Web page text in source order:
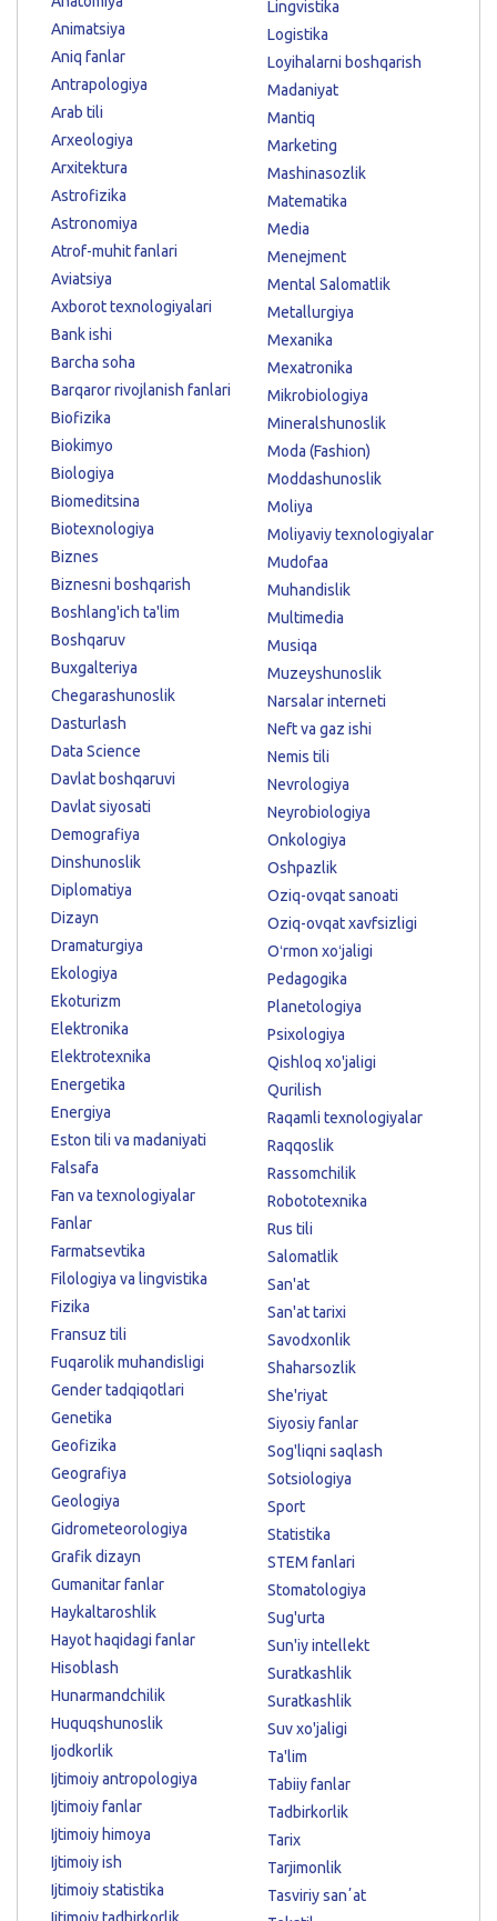
Animatsiya
Aniq fanlar
Antrapologiya
Arab tili
Arxeologiya
Arxitektura
Astrofizika
Astronomiya
Atrof-muhit fanlari
Aviatsiya
Axborot texnologiyalari
Bank ishi
Barcha soha
Barqaror rivojlanish fanlari
Biofizika
Biokimyo
Biologiya
Biomeditsina
Biotexnologiya
Biznes
Biznesni boshqarish
Boshlang'ich ta'lim
Boshqaruv
Buxgalteriya
Chegarashunoslik
Dasturlash
Data Science
Davlat boshqaruvi
Davlat siyosati
Demografiya
Dinshunoslik
Diplomatiya
Dizayn
Dramaturgiya
Ekologiya
Ekoturizm
Elektronika
Elektrotexnika
Energetika
Energiya
Eston tili va madaniyati
Falsafa
Fan va texnologiyalar
Fanlar
Farmatsevtika
Filologiya va lingvistika
Fizika
Fransuz tili
Fuqarolik muhandisligi
Gender tadqiqotlari
Genetika
Geofizika
Geografiya
Geologiya
Gidrometeorologiya
Grafik dizayn
Gumanitar fanlar
Haykaltaroshlik
Hayot haqidagi fanlar
Hisoblash
Hunarmandchilik
Huquqshunoslik
Ijodkorlik
Ijtimoiy antropologiya
Ijtimoiy fanlar
Ijtimoiy himoya
Ijtimoiy ish
Ijtimoiy statistika
Lingvistika
Logistika
Loyihalarni boshqarish
Madaniyat
Mantiq
Marketing
Mashinasozlik
Matematika
Media
Menejment
Mental Salomatlik
Metallurgiya
Mexanika
Mexatronika
Mikrobiologiya
Mineralshunoslik
Moda (Fashion)
Moddashunoslik
Moliya
Moliyaviy texnologiyalar
Mudofaa
Muhandislik
Multimedia
Musiqa
Muzeyshunoslik
Narsalar interneti
Neft va gaz ishi
Nemis tili
Nevrologiya
Neyrobiologiya
Onkologiya
Oshpazlik
Oziq-ovqat sanoati
Oziq-ovqat xavfsizligi
Oʻrmon xoʻjaligi
Pedagogika
Planetologiya
Psixologiya
Qishloq xo'jaligi
Qurilish
Raqamli texnologiyalar
Raqqoslik
Rassomchilik
Robototexnika
Rus tili
Salomatlik
San'at
San'at tarixi
Savodxonlik
Shaharsozlik
She'riyat
Siyosiy fanlar
Sog'liqni saqlash
Sotsiologiya
Sport
Statistika
STEM fanlari
Stomatologiya
Sug'urta
Sun'iy intellekt
Suratkashlik
Suratkashlik
Suv xo'jaligi
Ta'lim
Tabiiy fanlar
Tadbirkorlik
Tarix
Tarjimonlik
Tasviriy sanʼat